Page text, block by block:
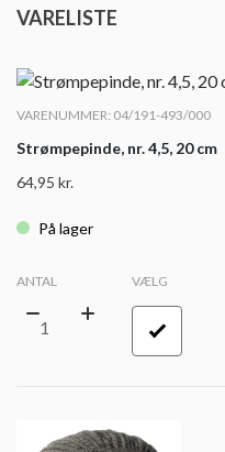
VARELISTE
VARENUMMER: 04/191-493/000
Strømpepinde, nr. 4,5, 20 cm
64,95 kr.
På lager
ANTAL VÆLG